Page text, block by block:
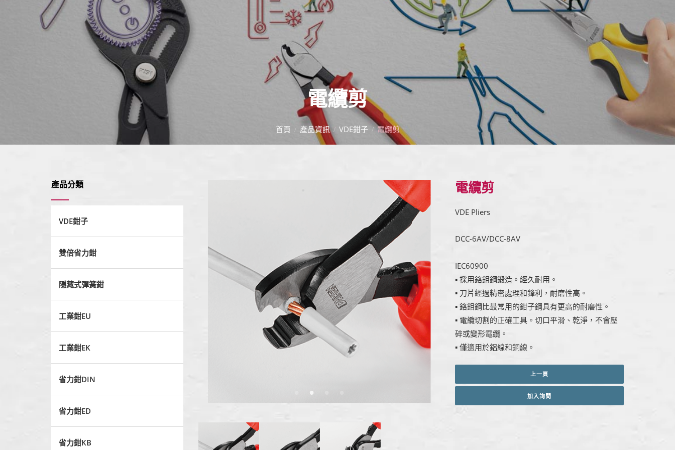
電纜剪
首頁 產品資訊 VDE鉗子 電纜剪
產品分類
VDE鉗子
雙倍省力鉗
隱藏式彈簧鉗
工業鉗EU
工業鉗EK
省力鉗DIN
省力鉗ED
省力鉗KB
電纜剪
VDE Pliers
DCC-6AV/DCC-8AV
IEC60900
▪ 採用鉻鉬鋼鍛造。經久耐用。
▪ 刀片經過精密處理和鋒利，耐磨性高。
▪ 鉻鉬鋼比最常用的鉗子鋼具有更高的耐磨性。
▪ 電纜切割的正確工具。切口平滑、乾淨，不會壓
碎或變形電纜。
▪ 僅適用於鋁線和銅線。
上一頁
加入詢問